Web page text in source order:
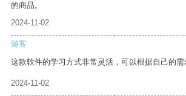
的商品。
2024-11-02
游客
这款软件的学习方式非常灵活，可以根据自己的需
2024-11-02